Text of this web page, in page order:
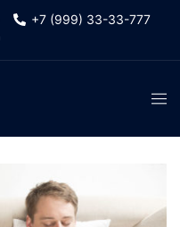
+7 (999) 33-33-777